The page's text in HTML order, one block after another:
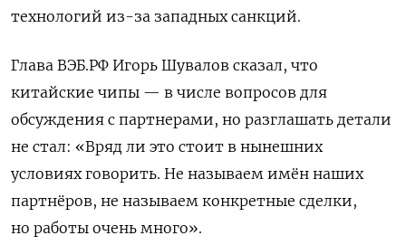
технологий ‌из-за западных санкций.
Глава ВЭБ.РФ Игорь Шувалов сказал, что
китайские чипы — в числе вопросов для
обсуждения с партнерами, но разглашать детали
не стал: «Вряд ли это ‌стоит в нынешних
условиях говорить. Не называем имён наших
партнёров, не называем конкретные сделки,
но работы очень много».